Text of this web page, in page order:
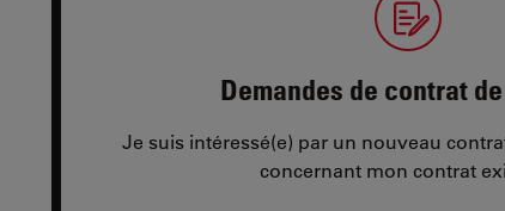
Demandes de contrat
Je suis intéressé(e) par un nouveau
concernant mon contrat